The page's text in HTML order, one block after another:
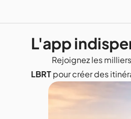
L'app
Rejoignez les
LBRTpour créer des